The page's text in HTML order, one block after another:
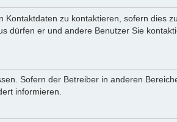
Kontaktdaten zu kontaktieren, sofern dies
dürfen er und andere Benutzer Sie
Sofern der Betreiber in anderen
informieren.